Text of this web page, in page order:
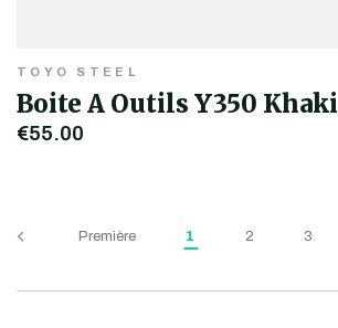
TOYO STEEL
Boite A Outils Y350 Khaki
€55,00
Première 1 2 3